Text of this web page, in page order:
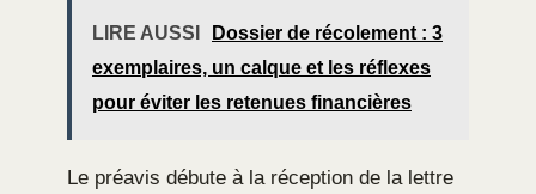
LIRE AUSSI
Dossier de récolement : 3
exemplaires, un calque et les réflexes
pour éviter les retenues financières
Le préavis débute à la réception de la lettre